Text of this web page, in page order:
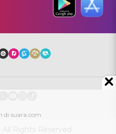
Rights Reserved.